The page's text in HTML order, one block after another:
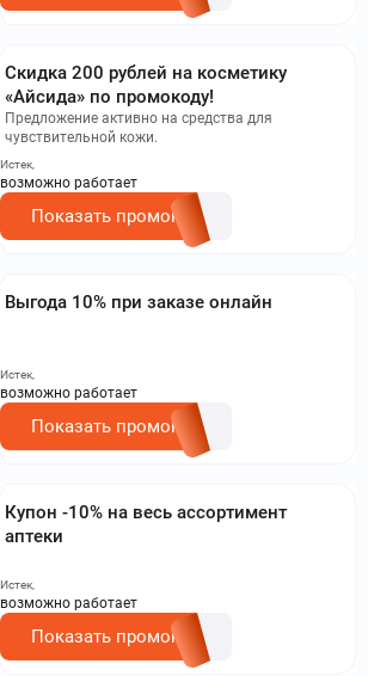
Скидка 200 рублей на косметику
«Айсида» по промокоду!
Предложение активно на средства для
чувствительной кожи.
Истек,
возможно работает
Показать промокод
Выгода 10% при заказе онлайн
Истек,
возможно работает
Показать промокод
Купон -10% на весь ассортимент
аптеки
Истек,
возможно работает
Показать промокод